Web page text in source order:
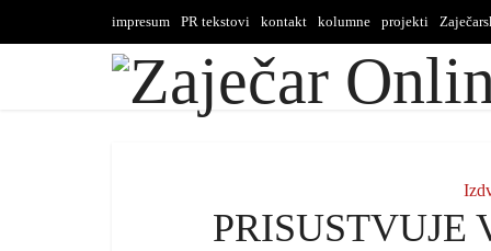
impresum PR tekstovi kontakt kolumne projekti
PRISUSTVUJE